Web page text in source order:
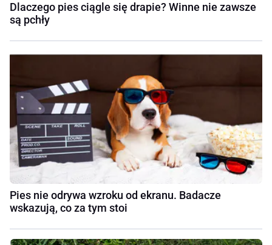
Dlaczego pies ciągle się drapie? Winne nie zawsze
są pchły
Pies nie odrywa wzroku od ekranu. Badacze
wskazują, co za tym stoi